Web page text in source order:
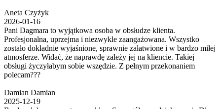
Aneta Czyżyk
2026-01-16
Pani Dagmara to wyjątkowa osoba w obsłudze klienta.
Profesjonalna, uprzejma i niezwykle zaangażowana. Wszystko
zostało dokładnie wyjaśnione, sprawnie załatwione i w bardzo miłej
atmosferze. Widać, że naprawdę zależy jej na kliencie. Takiej
obsługi życzyłabym sobie wszędzie. Z pełnym przekonaniem
polecam???
Damian Damian
2025-12-19